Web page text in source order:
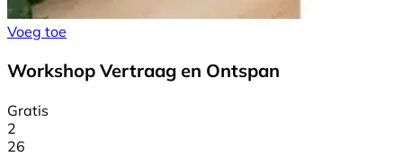
Voeg toe
Workshop Vertraag en Ontspan
Gratis
2
26